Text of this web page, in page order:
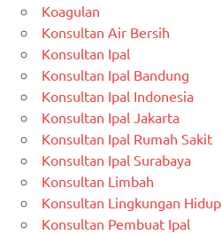
Koagulan
Konsultan Air Bersih
Konsultan Ipal
Konsultan Ipal Bandung
Konsultan Ipal Indonesia
Konsultan Ipal Jakarta
Konsultan Ipal Rumah Sakit
Konsultan Ipal Surabaya
Konsultan Limbah
Konsultan Lingkungan Hidup
Konsultan Pembuat Ipal